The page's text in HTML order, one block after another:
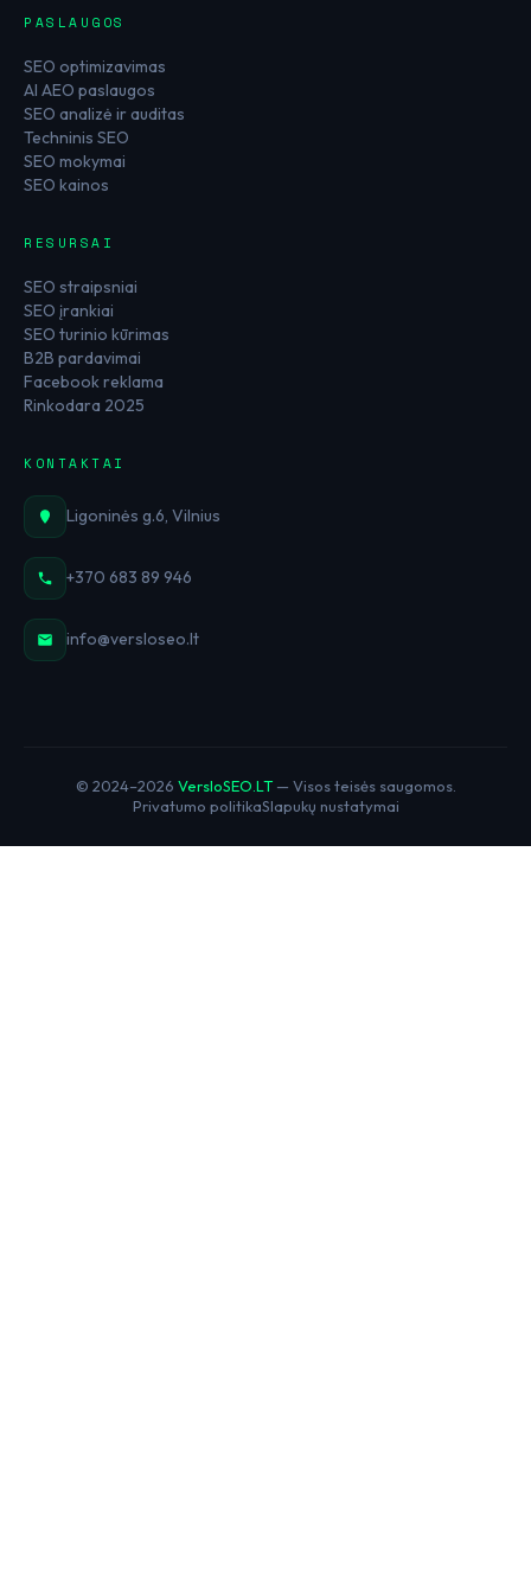
PASLAUGOS
SEO optimizavimas
AI AEO paslaugos
SEO analizė ir auditas
Techninis SEO
SEO mokymai
SEO kainos
RESURSAI
SEO straipsniai
SEO įrankiai
SEO turinio kūrimas
B2B pardavimai
Facebook reklama
Rinkodara 2025
KONTAKTAI
Ligoninės g.6, Vilnius
+370 683 89 946
info@versloseo.lt
© 2024–2026 VersloSEO.LT— Visos teisės saugomos.
Privatumo politikaSlapukų nustatymai